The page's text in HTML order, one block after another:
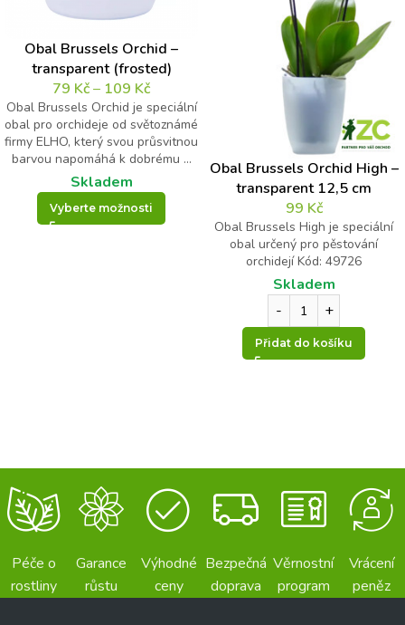
Obal Brussels Orchid –
transparent (frosted)
79 Kč– 109 Kč
Obal Brussels Orchid je speciální
obal pro orchideje od světoznámé
firmy ELHO, který svou průsvitnou
barvou napomáhá k dobrému ...
Skladem
Vyberte možnosti
Obal Brussels Orchid High –
transparent 12,5 cm
99 Kč
Obal Brussels High je speciální
obal určený pro pěstování
orchidejí Kód: 49726
Skladem
Přidat do košíku
Péče o
rostliny
Garance
růstu
Výhodné
ceny
Bezpečná
doprava
Věrnostní
program
Vrácení
peněz